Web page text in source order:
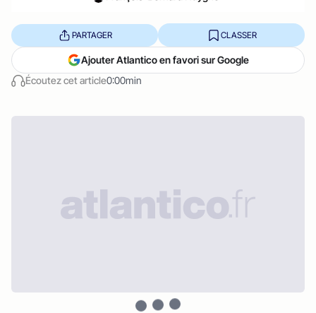
Écoutez cet article0:00min
PARTAGER CLASSER
Ajouter Atlantico en favori sur Google